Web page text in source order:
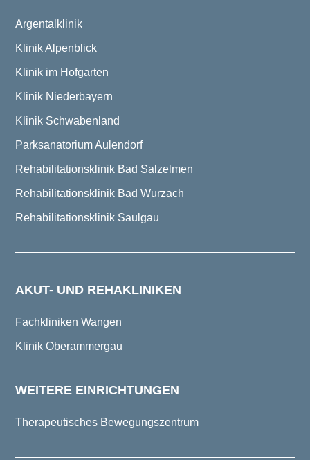
Argentalklinik
Klinik Alpenblick
Klinik im Hofgarten
Klinik Niederbayern
Klinik Schwabenland
Parksanatorium Aulendorf
Rehabilitationsklinik Bad Salzelmen
Rehabilitationsklinik Bad Wurzach
Rehabilitationsklinik Saulgau
AKUT- UND REHAKLINIKEN
Fachkliniken Wangen
Klinik Oberammergau
WEITERE EINRICHTUNGEN
Therapeutisches Bewegungszentrum